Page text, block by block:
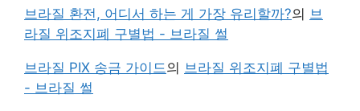
브라질 환전, 어디서 하는 게 가장 유리할까?의 브
라질 위조지폐 구별법 - 브라질 썰
브라질 PIX 송금 가이드의 브라질 위조지폐 구별법
- 브라질 썰